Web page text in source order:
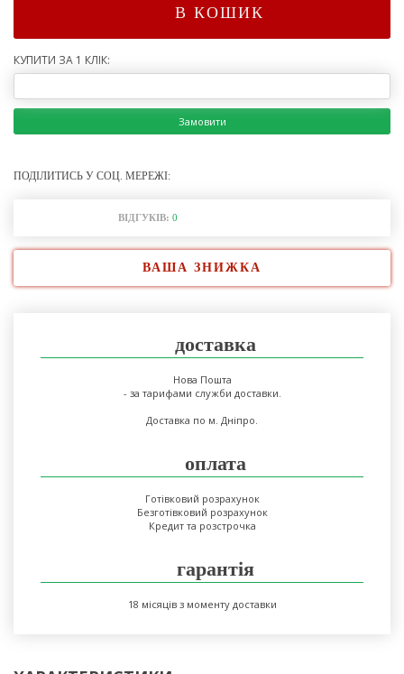
В КОШИК
КУПИТИ ЗА 1 КЛІК:
Замовити
ПОДІЛИТИСЬ У СОЦ. МЕРЕЖІ:
ВІДГУКІВ: 0
ВАША ЗНИЖКА
доставка
Нова Пошта
- за тарифами служби доставки.
Доставка по м. Дніпро.
оплата
Готівковий розрахунок
Безготівковий розрахунок
Кредит та розстрочка
гарантія
18 місяців з моменту доставки